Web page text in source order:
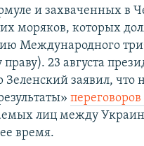
и захваченных в
моряков, которых
Международного
23 августа
заявил, что
лиц между
время.​